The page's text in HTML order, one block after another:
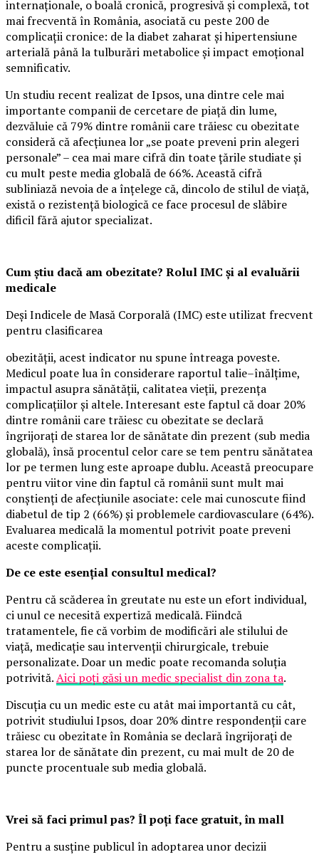
internaționale, o boală cronică, progresivă și complexă, tot
mai frecventă în România, asociată cu peste 200 de
complicații cronice: de la diabet zaharat și hipertensiune
arterială până la tulburări metabolice și impact emoțional
semnificativ.
Un studiu recent realizat de Ipsos, una dintre cele mai
importante companii de cercetare de piață din lume,
dezvăluie că 79% dintre românii care trăiesc cu obezitate
consideră că afecțiunea lor „se poate preveni prin alegeri
personale” – cea mai mare cifră din toate țările studiate și
cu mult peste media globală de 66%. Această cifră
subliniază nevoia de a înțelege că, dincolo de stilul de viață,
există o rezistență biologică ce face procesul de slăbire
dificil fără ajutor specializat.
Cum știu dacă am obezitate? Rolul IMC și al evaluării
medicale
Deși Indicele de Masă Corporală (IMC) este utilizat frecvent
pentru clasificarea
obezității, acest indicator nu spune întreaga poveste.
Medicul poate lua în considerare raportul talie–înălțime,
impactul asupra sănătății, calitatea vieții, prezența
complicațiilor și altele. Interesant este faptul că doar 20%
dintre românii care trăiesc cu obezitate se declară
îngrijorați de starea lor de sănătate din prezent (sub media
globală), însă procentul celor care se tem pentru sănătatea
lor pe termen lung este aproape dublu. Această preocupare
pentru viitor vine din faptul că românii sunt mult mai
conștienți de afecțiunile asociate: cele mai cunoscute fiind
diabetul de tip 2 (66%) și problemele cardiovasculare (64%).
Evaluarea medicală la momentul potrivit poate preveni
aceste complicații.
De ce este esențial consultul medical?
Pentru că scăderea în greutate nu este un efort individual,
ci unul ce necesită expertiză medicală. Fiindcă
tratamentele, fie că vorbim de modificări ale stilului de
viață, medicație sau intervenții chirurgicale, trebuie
personalizate. Doar un medic poate recomanda soluția
potrivită.Aici poți găsi un medic specialist din zona ta.
Discuția cu un medic este cu atât mai importantă cu cât,
potrivit studiului Ipsos, doar 20% dintre respondenții care
trăiesc cu obezitate în România se declară îngrijorați de
starea lor de sănătate din prezent, cu mai mult de 20 de
puncte procentuale sub media globală.
Vrei să faci primul pas? Îl poți face gratuit, în mall
Pentru a susține publicul în adoptarea unor decizii